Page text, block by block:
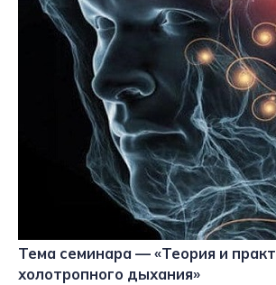
Тема семинара — «Теория и
холотропного дыхания»